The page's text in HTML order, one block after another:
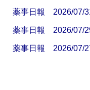
薬事日報 2026/07/
薬事日報 2026/07/
薬事日報 2026/07/